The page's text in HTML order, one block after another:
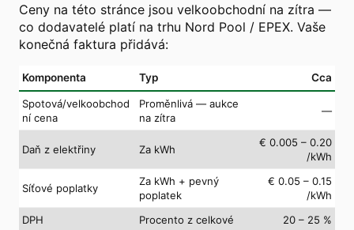
Ceny na této stránce jsou velkoobchodní na zítra —
co dodavatelé platí na trhu Nord Pool / EPEX. Vaše
konečná faktura přidává:
Komponenta Typ Cca
Spotová/velkoobchod
ní cena
Proměnlivá — aukce
na zítra
—
Daň z elektřiny Za kWh
€ 0.005 – 0.20
/kWh
Síťové poplatky
Za kWh + pevný
poplatek
€ 0.05 – 0.15
/kWh
DPH
Procento z celkové 20 – 25 %